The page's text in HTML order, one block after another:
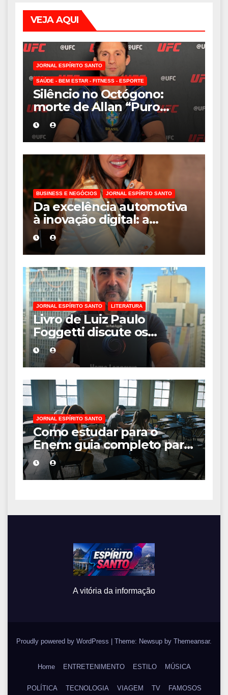
VEJA AQUI
JORNAL ESPÍRITO SANTO
SAÚDE - BEM ESTAR - FITNESS - ESPORTE
Silêncio no Octógono:
morte de Allan “Puro
Osso” interrompe
trajetória de destaque no
MMA aos 34 anos
BUSINESS E NEGÓCIOS JORNAL ESPÍRITO SANTO
Da excelência automotiva
à inovação digital: a
trajetória internacional da
empresária Adriene Silva
JORNAL ESPÍRITO SANTO LITERATURA
Livro de Luiz Paulo
Foggetti discute os
desafios de uma
sociedade onde viver até
aos 120 anos poderá ser
realidade
JORNAL ESPÍRITO SANTO
Como estudar para o
Enem: guia completo para
conquistar a vaga na
universidade
A vitória da informação
Proudly powered by WordPress | Theme: Newsup by Themeansar.
Home ENTRETENIMENTO ESTILO MÚSICA
POLÍTICA TECNOLOGIA VIAGEM TV FAMOSOS